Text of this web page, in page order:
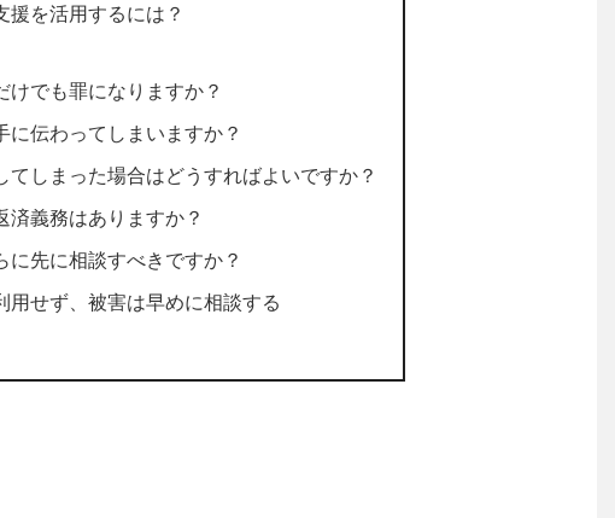
援を活用するには？
けでも罪になりますか？
に伝わってしまいますか？
てしまった場合はどうすればよいですか？
済義務はありますか？
に先に相談すべきですか？
用せず、被害は早めに相談する